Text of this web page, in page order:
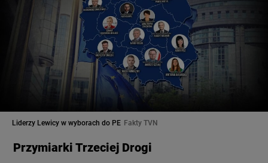
Liderzy Lewicy w wyborach do PE Fakty TVN
Przymiarki Trzeciej Drogi